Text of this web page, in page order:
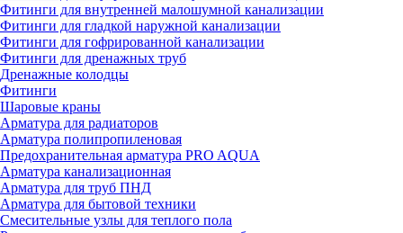
Фитинги для внутренней малошумной канализации
Фитинги для гладкой наружной канализации
Фитинги для гофрированной канализации
Фитинги для дренажных труб
Дренажные колодцы
Фитинги
Шаровые краны
Арматура для радиаторов
Арматура полипропиленовая
Предохранительная арматура PRO AQUA
Арматура канализационная
Арматура для труб ПНД
Арматура для бытовой техники
Смесительные узлы для теплого пола